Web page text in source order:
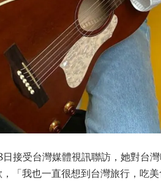
接受台灣媒體視訊聯訪，她對台
「我也一直很想到台灣旅行，吃